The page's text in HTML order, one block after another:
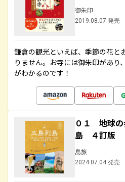
御朱印
2019.08.07 発売
鎌倉の観光といえば、季節の花と
りません。お寺には御朱印があり
がわかるのです！
０１ 地球
島 ４訂版
島旅
2024.07.04 発売